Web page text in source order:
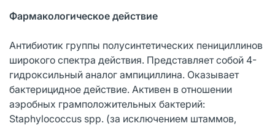
Фармакологическое действие
Антибиотик группы полусинтетических пенициллинов
широкого спектра действия. Представляет собой 4-
гидроксильный аналог ампициллина. Оказывает
бактерицидное действие. Активен в отношении
аэробных грамположительных бактерий:
Staphylococcus spp. (за исключением штаммов,